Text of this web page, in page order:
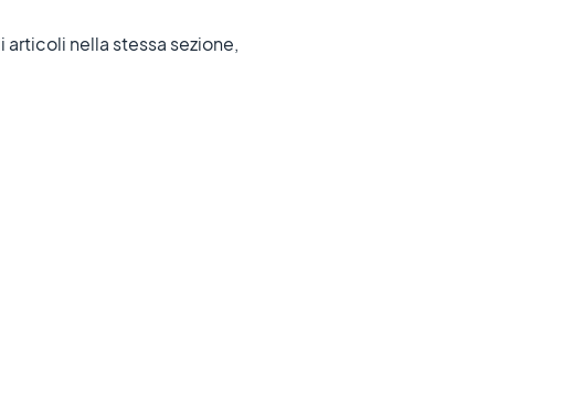
nella stessa sezione,